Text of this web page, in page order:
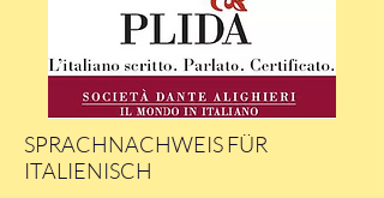
SPRACHNACHWEIS FÜR
ITALIENISCH